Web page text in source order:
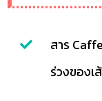
สาร
ร่วงของเ